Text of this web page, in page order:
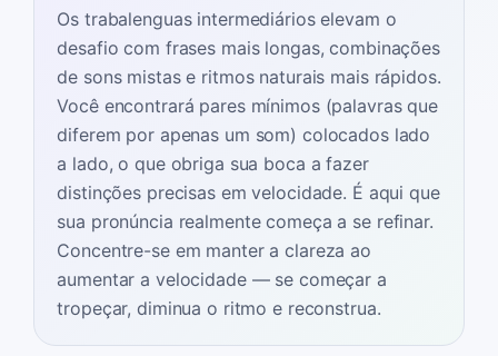
Os trabalenguas intermediários elevam o
desafio com frases mais longas, combinações
de sons mistas e ritmos naturais mais rápidos.
Você encontrará pares mínimos (palavras que
diferem por apenas um som) colocados lado
a lado, o que obriga sua boca a fazer
distinções precisas em velocidade. É aqui que
sua pronúncia realmente começa a se refinar.
Concentre-se em manter a clareza ao
aumentar a velocidade — se começar a
tropeçar, diminua o ritmo e reconstrua.